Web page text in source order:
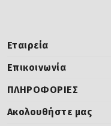
Εταιρεία
Επικοινωνία
ΠΛΗΡΟΦΟΡΙΕΣ
Ακολουθήστε μας